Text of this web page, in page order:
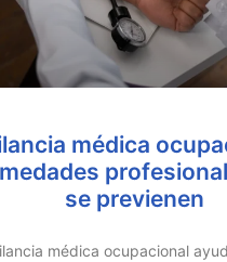
médica
se previenen
médica ocupacional